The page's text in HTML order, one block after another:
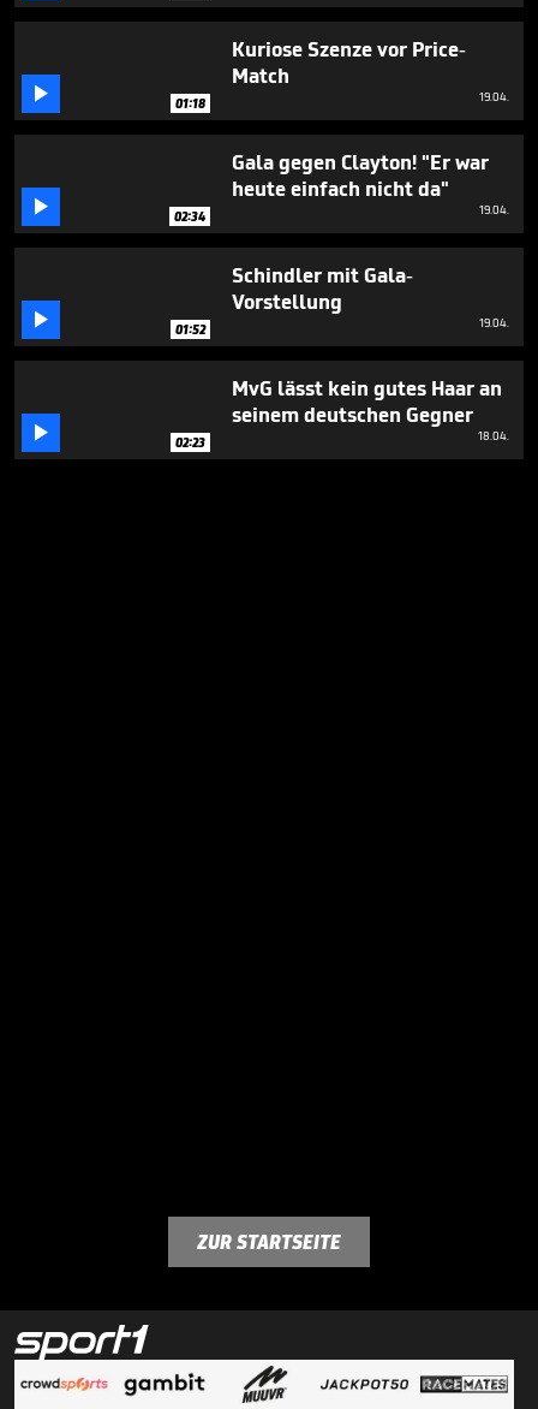
 01:18
Kuriose Szenze vor Price-
Match
19.04.
 02:34
Gala gegen Clayton! "Er war
heute einfach nicht da"
19.04.
 01:52
Schindler mit Gala-
Vorstellung
19.04.
 02:23
MvG lässt kein gutes Haar an
seinem deutschen Gegner
18.04.
ZUR STARTSEITE